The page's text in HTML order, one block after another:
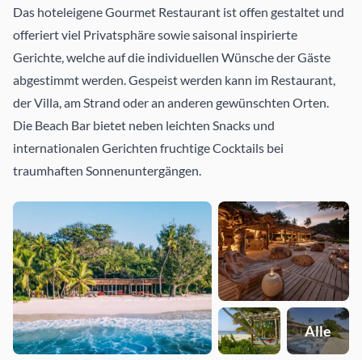
Das hoteleigene Gourmet Restaurant ist offen gestaltet und
offeriert viel Privatsphäre sowie saisonal inspirierte
Gerichte, welche auf die individuellen Wünsche der Gäste
abgestimmt werden. Gespeist werden kann im Restaurant,
der Villa, am Strand oder an anderen gewünschten Orten.
Die Beach Bar bietet neben leichten Snacks und
internationalen Gerichten fruchtige Cocktails bei
traumhaften Sonnenuntergängen.
Alle